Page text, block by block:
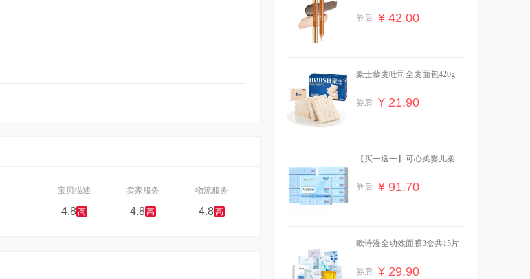
宝贝描述
4.8高
卖家服务
4.8高
物流服务
4.8高
券后 ¥ 42.00
豪士藜麦吐司全麦面包420g
券后 ¥ 21.90
【买一送一】可心柔婴儿柔纸
券后 ¥ 91.70
欧诗漫全功效面膜3盒共15片
券后 ¥ 29.90